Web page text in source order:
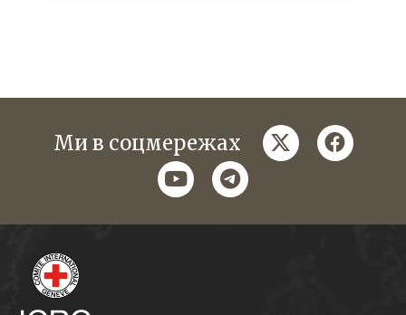
Ми в соцмережах twitter
youtubetelegram